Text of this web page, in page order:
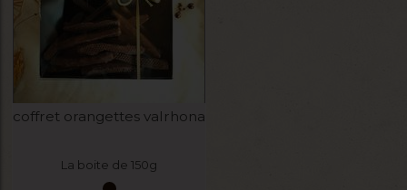
coffret orangettes valrhona
La boite de 150g